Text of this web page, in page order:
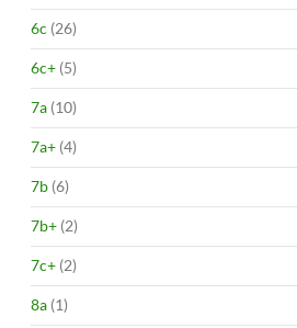
6c (26)
6c+ (5)
7a (10)
7a+ (4)
7b (6)
7b+ (2)
7c+ (2)
8a (1)